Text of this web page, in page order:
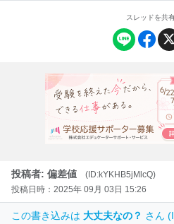
スレッドを共
投稿者: 偏差値
(ID:kYKHB5jMlcQ)
投稿日時：2025年 09月 03日 15:26
この書き込みは 大丈夫なの？ さん